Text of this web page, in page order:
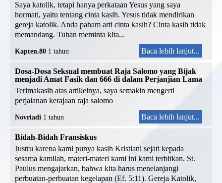
Saya katolik, tetapi hanya perkataan Yesus yang saya
hormati, yaitu tentang cinta kasih. Yesus tidak mendirikan
gereja katolik. Anda paham arti cinta kasih? Cinta kasih tidak
memandang. Tuhan meminta kita...
Kapten.80 1 tahun Baca lebih lanjut...
Dosa-Dosa Seksual membuat Raja Salomo yang Bijak
menjadi Amat Fasik dan 666 di dalam Perjanjian Lama
Terimakasih atas artikelnya, saya semakin mengerti
perjalanan kerajaan raja salomo
Novriadi 1 tahun Baca lebih lanjut...
Bidah-Bidah Fransiskus
Justru karena kami punya kasih Kristiani sejati kepada
sesama kamilah, materi-materi kami ini kami terbitkan. St.
Paulus mengajarkan, bahwa kita harus menelanjangi
perbuatan-perbuatan kegelapan (Ef. 5:11). Gereja Katolik,